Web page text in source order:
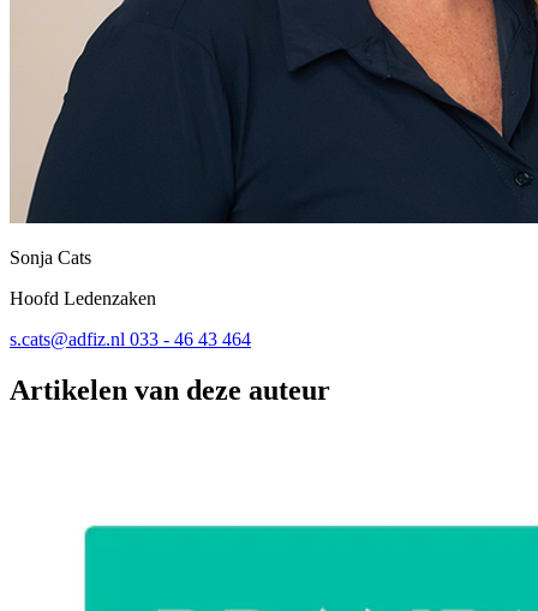
Sonja Cats
Hoofd Ledenzaken
s.cats@adfiz.nl 033 - 46 43 464
Artikelen van deze auteur